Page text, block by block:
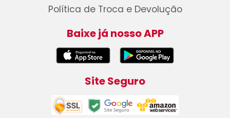
Política de Troca e Devolução
Baixe já nosso APP
Site Seguro